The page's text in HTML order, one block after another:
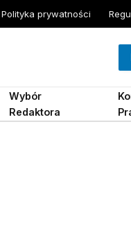
Polityka prywatności
Wybór
Redaktora